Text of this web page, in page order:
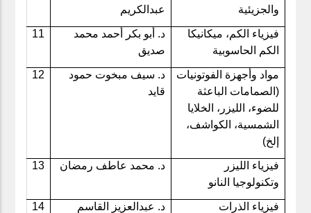
والجزيئية
عبدالكريم
فيزياء الكم، ميكانيكا
الكم الحاسوبية
د. أبو بكر أحمد محمد
صديق
11
مواد وأجهزة الفوتونيات
(الصمامات الباعثة
للضوء، الليزر، الخلايا
الشمسية، الكواشف،
إلخ)
د. سيف مبخوت حمود
قايد
12
فيزياء الليزر
وتكنولوجيا النانو
د. محمد عاطف رمضان 13
فيزياء الذرات
د. عبدالعزيز القاسم 14